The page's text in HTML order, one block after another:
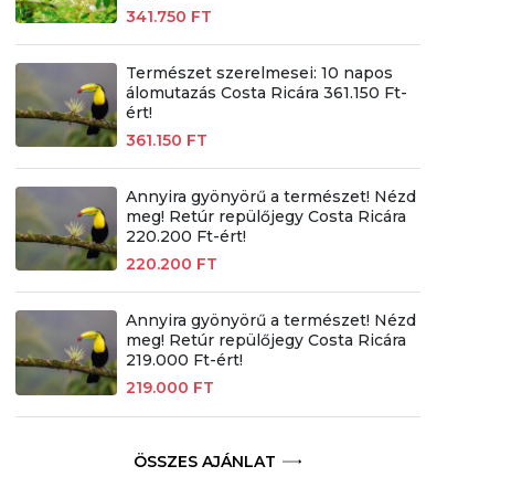
341.750 FT
Természet szerelmesei: 10 napos
álomutazás Costa Ricára 361.150 Ft-
ért!
361.150 FT
Annyira gyönyörű a természet! Nézd
meg! Retúr repülőjegy Costa Ricára
220.200 Ft-ért!
220.200 FT
Annyira gyönyörű a természet! Nézd
meg! Retúr repülőjegy Costa Ricára
219.000 Ft-ért!
219.000 FT
ÖSSZES AJÁNLAT